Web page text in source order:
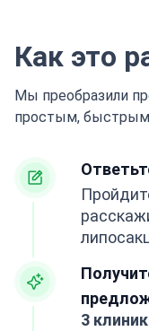
Как это
Мы преобразили
простым, быстрым
3